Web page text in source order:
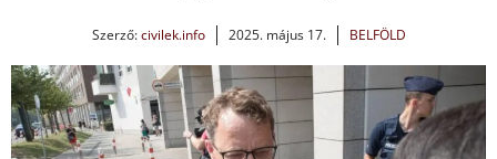
Szerző:civilek.info 2025. május 17. BELFÖLD